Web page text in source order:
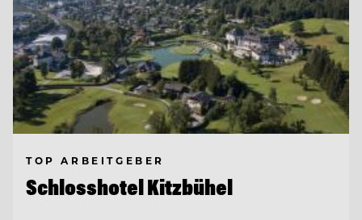
TOP ARBEITGEBER
Schlosshotel Kitzbühel